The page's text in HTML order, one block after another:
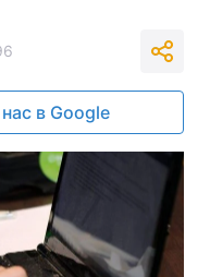
в Google